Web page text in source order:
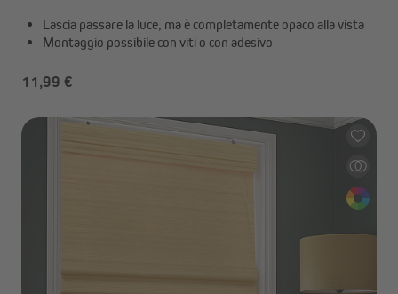
Lascia passare la luce, ma è completamente opaco alla vista
Montaggio possibile con viti o con adesivo
11,99 €